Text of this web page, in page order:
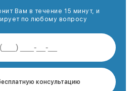
Вам в течение 15 минут, и
по любому вопросу
консультацию